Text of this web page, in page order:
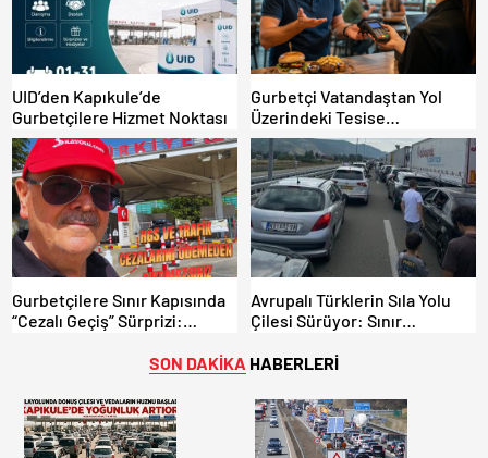
UID’den Kapıkule’de
Gurbetçilere Hizmet Noktası
Gurbetçi Vatandaştan Yol
Üzerindeki Tesise
Dolandırıcılık İddiası:
“Hesabınızı Mutlaka Kontrol
Edin”
Gurbetçilere Sınır Kapısında
“Cezalı Geçiş” Sürprizi:
Avrupalı Türklerin Sıla Yolu
Çilesi Sürüyor: Sınır
Bekleyiş
SON DAKİKA HABERLERİ